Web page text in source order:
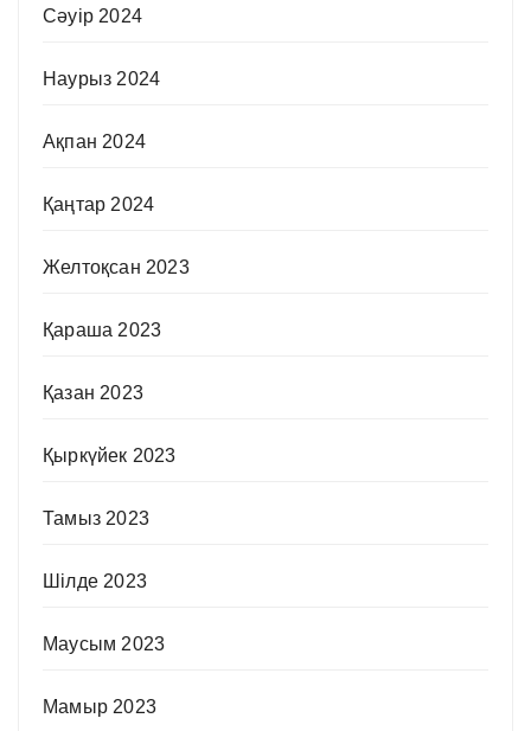
Сәуір 2024
Наурыз 2024
Ақпан 2024
Қаңтар 2024
Желтоқсан 2023
Қараша 2023
Қазан 2023
Қыркүйек 2023
Тамыз 2023
Шілде 2023
Маусым 2023
Мамыр 2023